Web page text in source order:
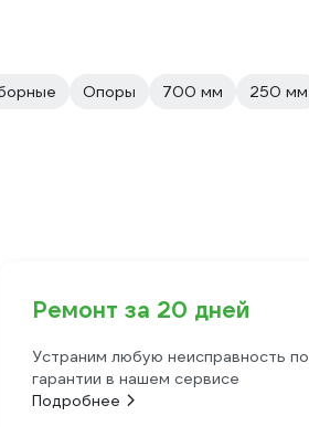
Опоры 700 мм 250 мм
Ремонт за 20 дней
Устраним любую неисправность по
гарантии в нашем сервисе
Подробнее